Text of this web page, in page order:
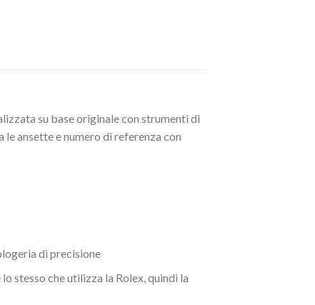
su base originale con strumenti di
ansette e numero di referenza con
di precisione
stesso che utilizza la Rolex, quindi la